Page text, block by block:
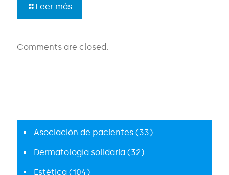
Leer más
Comments are closed.
Asociación de pacientes (33)
Dermatología solidaria (32)
Estética (104)